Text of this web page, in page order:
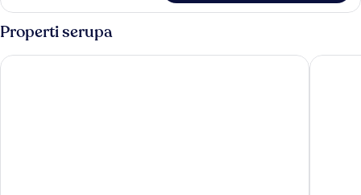
Kamar
Properti serupa
MeerBlickD21